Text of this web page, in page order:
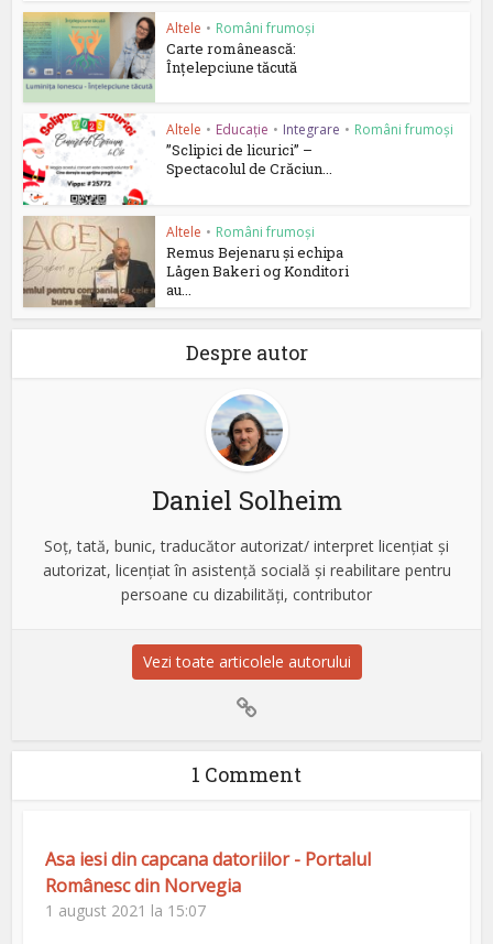
Altele • Români frumoși
Carte românească:
Înțelepciune tăcută
Altele • Educație • Integrare • Români frumoși
”Sclipici de licurici” –
Spectacolul de Crăciun...
Altele • Români frumoși
Remus Bejenaru și echipa
Lågen Bakeri og Konditori
au...
Despre autor
Daniel Solheim
Soț, tată, bunic, traducător autorizat/ interpret licențiat și
autorizat, licențiat în asistență socială și reabilitare pentru
persoane cu dizabilități, contributor
Vezi toate articolele autorului
1 Comment
Asa iesi din capcana datoriilor - Portalul
Românesc din Norvegia
1 august 2021 la 15:07